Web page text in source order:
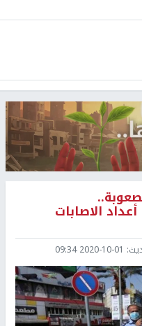
الاصابات
2020-10-01 09:34